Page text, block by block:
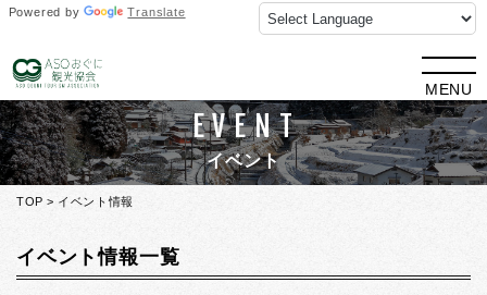
Powered by Translate
MENU
EVENT
イベント
TOP > イベント情報
イベント情報一覧